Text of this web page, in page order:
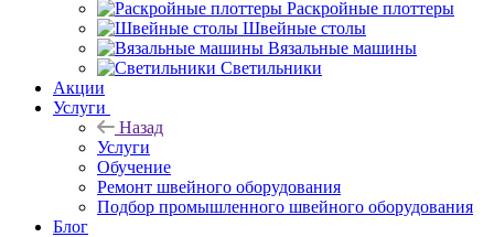
Раскройные плоттеры
Швейные столы
Вязальные машины
Светильники
Акции
Услуги
Назад
Услуги
Обучение
Ремонт швейного оборудования
Подбор промышленного швейного оборудования
Блог